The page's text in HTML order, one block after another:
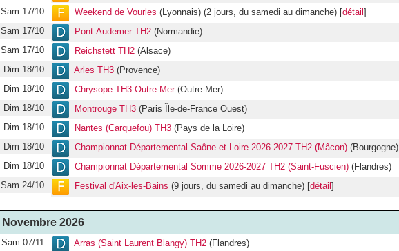
Sam 17/10
Weekend de Vourles (Lyonnais) (2 jours, du samedi au dimanche) [ détail
Sam 17/10
Pont-Audemer TH2 (Normandie)
Sam 17/10
Reichstett TH2 (Alsace)
Dim 18/10
Arles TH3 (Provence)
Dim 18/10
Chrysope TH3 Outre-Mer(Outre-Mer)
Dim 18/10
Montrouge TH3 (Paris Île-de-France Ouest)
Dim 18/10
Nantes (Carquefou) TH3 (Pays de la Loire)
Dim 18/10
Championnat Départemental Saône-et-Loire 2026-2027 TH2 (Mâcon) (Bourgogne)
Dim 18/10
Championnat Départemental Somme 2026-2027 TH2 (Saint-Fuscien) (Flandres)
Sam 24/10
Festival d'Aix-les-Bains (9 jours, du samedi au dimanche) [ détail
Novembre 2026
Sam 07/11 Arras (Saint Laurent Blangy) TH2 (Flandres)